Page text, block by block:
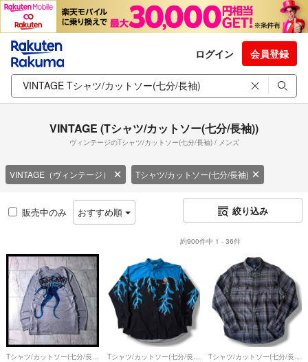
ログイン 会員登録
VINTAGE (Tシャツ/カットソー(七分/長袖))
ヴィンテージのTシャツ/カットソー(七分/長袖) / メンズ
VINTAGE（ヴィンテージ） Tシャツ/カットソー(七分/長袖)
販売中のみ おすすめ順 絞り込み
約900件中 1 - 36件
Tシャツ/カットソー(七分/長袖) Tシャツ/カットソー(七分/長袖) Tシャツ/カットソー(七分/長袖)